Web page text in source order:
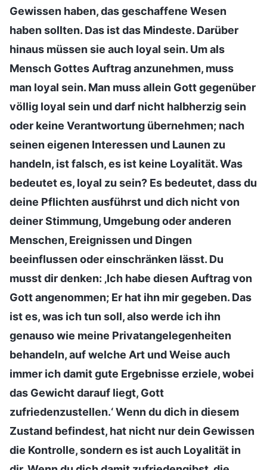
Gewissen haben, das geschaffene Wesen
haben sollten. Das ist das Mindeste. Darüber
hinaus müssen sie auch loyal sein. Um als
Mensch Gottes Auftrag anzunehmen, muss
man loyal sein. Man muss allein Gott gegenüber
völlig loyal sein und darf nicht halbherzig sein
oder keine Verantwortung übernehmen; nach
seinen eigenen Interessen und Launen zu
handeln, ist falsch, es ist keine Loyalität. Was
bedeutet es, loyal zu sein? Es bedeutet, dass du
deine Pflichten ausführst und dich nicht von
deiner Stimmung, Umgebung oder anderen
Menschen, Ereignissen und Dingen
beeinflussen oder einschränken lässt. Du
musst dir denken: ‚Ich habe diesen Auftrag von
Gott angenommen; Er hat ihn mir gegeben. Das
ist es, was ich tun soll, also werde ich ihn
genauso wie meine Privatangelegenheiten
behandeln, auf welche Art und Weise auch
immer ich damit gute Ergebnisse erziele, wobei
das Gewicht darauf liegt, Gott
zufriedenzustellen.‘ Wenn du dich in diesem
Zustand befindest, hat nicht nur dein Gewissen
die Kontrolle, sondern es ist auch Loyalität in